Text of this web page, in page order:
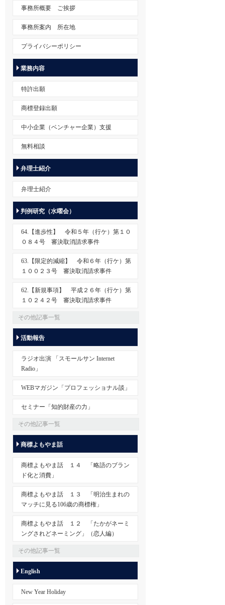
事務所概要 ご挨拶
事務所案内 所在地
プライバシーポリシー
業務内容
特許出願
商標登録出願
中小企業（ベンチャー企業）支援
無料相談
弁理士紹介
弁理士紹介
判例研究（水曜会）
64.【進歩性】 令和５年（行ケ）第１０
０８４号 審決取消請求事件
63.【限定的減縮】 令和６年（行ケ）第
１００２３号 審決取消請求事件
62.【新規事項】 平成２６年（行ケ）第
１０２４２号 審決取消請求事件
その他記事一覧
活動報告
ラジオ出演 「スモールサン Internet
Radio」
WEBマガジン「プロフェッショナル談」
セミナー「知的財産の力」
その他記事一覧
商標よもやま話
商標よもやま話 １４ 「略語のブラン
ド化と消費」
商標よもやま話 １３ 「明治生まれの
マッチに見る106歳の商標権」
商標よもやま話 １２ 「たかがネーミ
ングされどネーミング」（恋人編）
その他記事一覧
English
New Year Holiday